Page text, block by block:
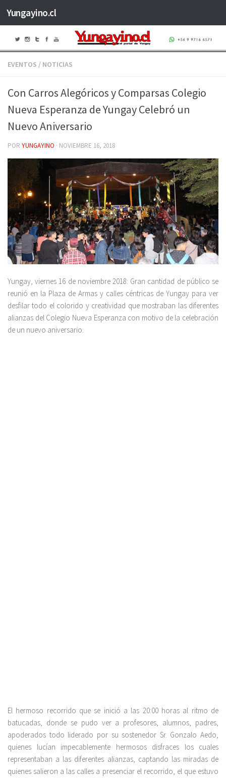
Saltar al contenido
Yungayino.cl
EVENTOS / NOTICIAS
Con Carros Alegóricos y Comparsas Colegio
Nueva Esperanza de Yungay Celebró un
Nuevo Aniversario
POR YUNGAYINO · NOVIEMBRE 16, 2018
Yungay, viernes 16 de noviembre 2018: Gran cantidad de público se
reunió en la Plaza de Armas y calles céntricas de Yungay para ver
desfilar todo el colorido y creatividad que mostraban las diferentes
alianzas del Colegio Nueva Esperanza con motivo de la celebración
de un nuevo aniversario.
El hermoso recorrido que se inició a las 20:00 horas al ritmo de
batucadas, donde se pudo ver a profesores, alumnos, padres,
apoderados todo liderado por su sostenedor Sr. Gonzalo Aedo,
quienes lucían impecablemente hermosos disfraces los cuales
representaban a las diferentes alianzas, captando las miradas de
quienes salieron a las calles a presenciar el recorrido, el que estuvo